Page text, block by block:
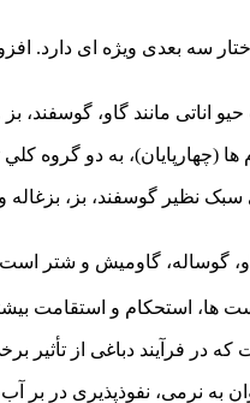
سه بعدی ويژه ای دارد.
حيو اناتی مانند گاو،
(چهارپايان)، به دو گروه
گوسفند، بز، بزغاله و
گوساله، گاوميش و شتر
ها، استحكام و استقامت
در فرآيند دباغی از تأثير
به نرمی، نفوذپذیری در بر